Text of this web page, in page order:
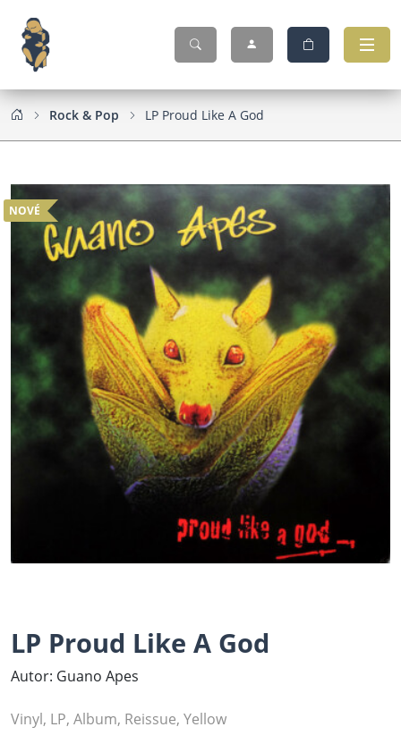
Rock & Pop LP Proud Like A God
NOVÉ
LP Proud Like A God
Autor: Guano Apes
Vinyl, LP, Album, Reissue, Yellow